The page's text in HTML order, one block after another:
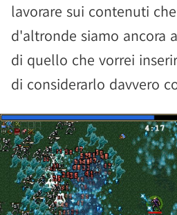
lavorare sui contenuti
d'altronde siamo ancora
di quello che vorrei
di considerarlo davvero